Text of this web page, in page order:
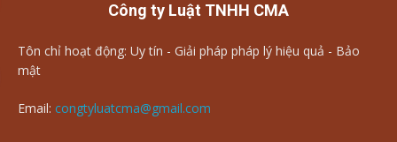
Công ty Luật TNHH CMA
Tôn chỉ hoạt động: Uy tín - Giải pháp pháp lý hiệu quả - Bảo
mật
Email: congtyluatcma@gmail.com